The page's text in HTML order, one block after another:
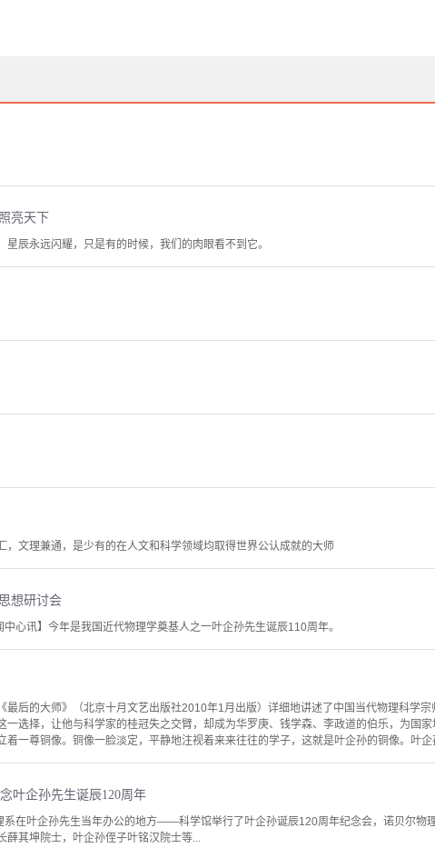
亮天下
辰永远闪耀，只是有的时候，我们的肉眼看不到它。
，文理兼通，是少有的在人文和科学领域均取得世界公认成就的大师
想研讨会
心讯】今年是我国近代物理学奠基人之一叶企孙先生诞辰110周年。
最后的大师》（北京十月文艺出版社2010年1月出版）详细地讲述了中国当代物理科学宗
一选择，让他与科学家的桂冠失之交臂，却成为华罗庚、钱学森、李政道的伯乐，为国
着一尊铜像。铜像一脸淡定，平静地注视着来来往往的学子，这就是叶企孙的铜像。叶
叶企孙先生诞辰120周年
系在叶企孙先生当年办公的地方——科学馆举行了叶企孙诞辰120周年纪念会，诺贝尔物
薛其坤院士，叶企孙侄子叶铭汉院士等...